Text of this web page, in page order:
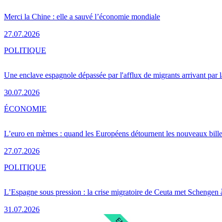
Merci la Chine : elle a sauvé l’économie mondiale
27.07.2026
Une enclave espagnole dépassée par l'afflux de migrants arrivant par
30.07.2026
POLITIQUE
L’euro en mèmes : quand les Européens détournent les nouveaux
27.07.2026
ÉCONOMIE
L’Espagne sous pression : la crise migratoire de Ceuta met Schengen
31.07.2026
POLITIQUE